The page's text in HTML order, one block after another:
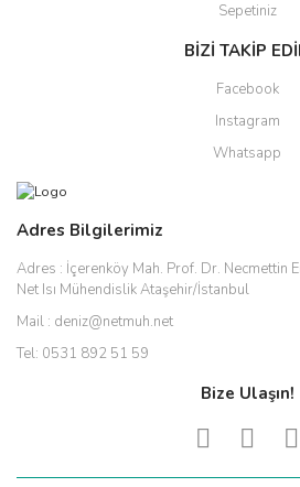
Sepetiniz
BİZİ TAKİP
Facebook
Instagram
Whatsapp
Adres Bilgilerimiz
Adres : İçerenköy Mah. Prof. Dr. Necmettin
Net Isı Mühendislik Ataşehir/İstanbul
Mail : deniz@netmuh.net
Tel: 0531 892 51 59
Bize Ulaşın!